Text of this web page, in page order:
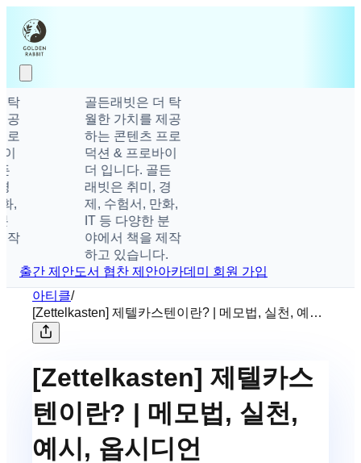
골든래빗은 더 탁
월한 가치를 제공
하는 콘텐츠 프로
덕션 & 프로바이
더 입니다. 골든
래빗은 취미, 경
제, 수험서, 만화,
IT 등 다양한 분
야에서 책을 제작
하고 있습니다.
출간 제안도서 협찬 제안아카데미 회원 가입
아티클/
[Zettelkasten] 제텔카스텐이란? | 메모법, 실천, 예시,
옵시디언
[Zettelkasten] 제텔카스
텐이란? | 메모법, 실천,
예시, 옵시디언